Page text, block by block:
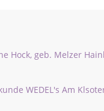
Hock, geb. Melzer
WEDEL's Am